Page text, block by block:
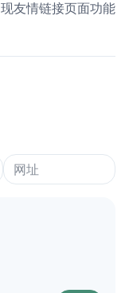
现友情链接页面功能